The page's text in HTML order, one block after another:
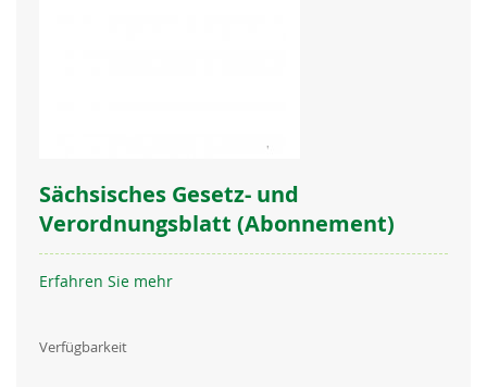
Sächsisches Gesetz- und
Verordnungsblatt (Abonnement)
Erfahren Sie mehr
Verfügbarkeit